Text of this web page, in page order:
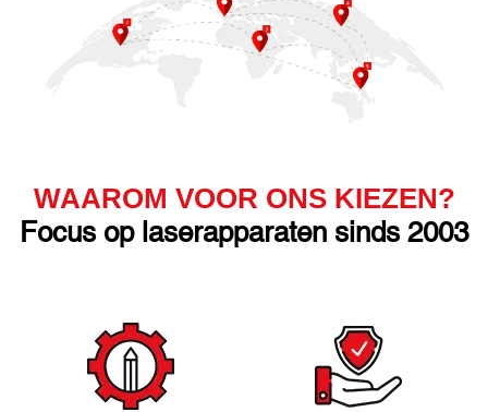
WAAROM VOOR ONS KIEZEN?
Focus op laserapparaten sinds 2003